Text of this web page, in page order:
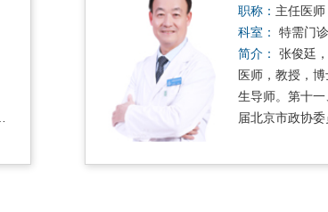
职称： 主任医师
科室：
特需门诊
简介：
医师，教授，
生导师。第十一
届北京市政协委